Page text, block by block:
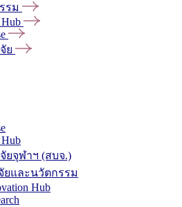
รม
ย
ยจุฬาฯ (สบจ.)
ยและนวัตกรรม
Hub